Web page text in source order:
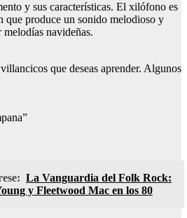
y sus características. El xilófono es
que produce un sonido melodioso y
navideñas.
que deseas aprender. Algunos
La Vanguardia del Folk Rock:
y Fleetwood Mac en los 80